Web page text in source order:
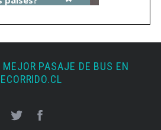
MEJOR PASAJE DE BUS EN